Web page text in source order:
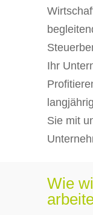
Ihr
Sie mit
Wie